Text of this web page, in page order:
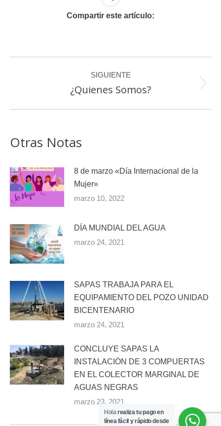
Compartir este artículo:
Navegación
publicaciones
SIGUIENTE
Publicación
¿Quienes Somos?
Otras Notas
8 de marzo «Día Internacional de la
Mujer»
marzo 10, 2022
DÍA MUNDIAL DEL AGUA
marzo 24, 2021
SAPAS TRABAJA PARA EL
EQUIPAMIENTO DEL POZO UNIDAD
BICENTENARIO
marzo 24, 2021
CONCLUYE SAPAS LA
INSTALACIÓN DE 3 COMPUERTAS
EN EL COLECTOR MARGINAL DE
AGUAS NEGRAS
marzo 23, 2021
Holarealiza tu pago en
línea fácil y rápido desde